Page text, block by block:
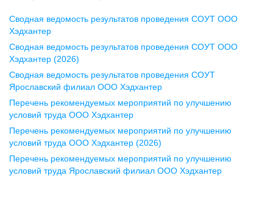
Воронеж
ул. Комиссаржевской, д. 10,
офис 1212
+7 473 280-05-05
pr@vrn.hh.ru
ул. Спартаковская, д. 2А, этаж 3,
помещение 15
+7 843 212-12-50
Сводная ведомость результатов проведения СОУТ ООО
Хэдхантер
Сводная ведомость результатов проведения СОУТ ООО
Хэдхантер (2026)
Сводная ведомость результатов проведения СОУТ
Ярославский филиал ООО Хэдхантер
Перечень рекомендуемых мероприятий по улучшению
условий труда ООО Хэдхантер
Перечень рекомендуемых мероприятий по улучшению
условий труда ООО Хэдхантер (2026)
Перечень рекомендуемых мероприятий по улучшению
условий труда Ярославский филиал ООО Хэдхантер